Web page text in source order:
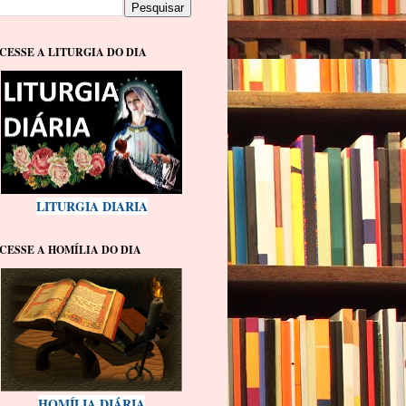
A LITURGIA DO DIA
LITURGIA DIARIA
A HOMÍLIA DO DIA